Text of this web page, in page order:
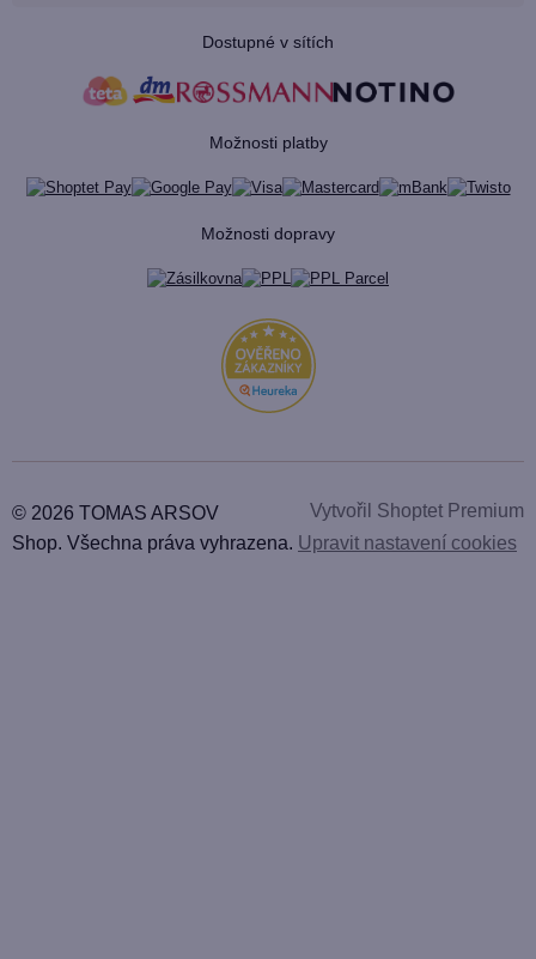
Dostupné v sítích
Možnosti platby
Možnosti dopravy
Vytvořil Shoptet Premium
© 2026 TOMAS ARSOV
Shop. Všechna práva vyhrazena. Upravit nastavení cookies